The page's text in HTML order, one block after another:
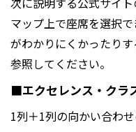
マップ上で座席を選択
がわかりにくかったり
参照してください。
■エクセレンス・クラ
1列＋1列の向かい合わせ